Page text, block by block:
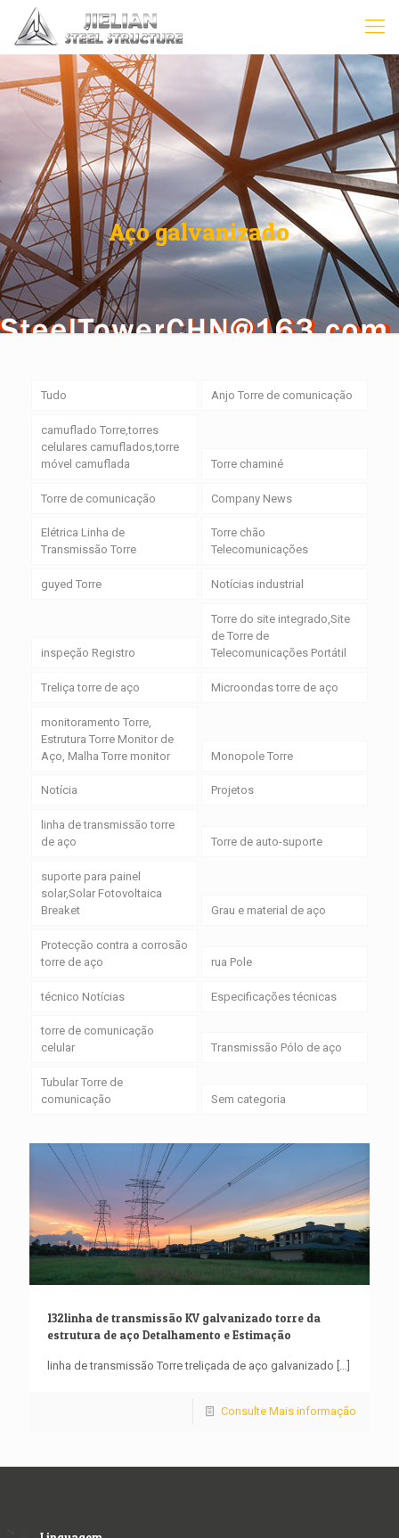
Aço galvanizado
Tudo Anjo Torre de comunicação
camuflado Torre,torres
celulares camuflados,torre
móvel camuflada
Torre chaminé
Torre de comunicação Company News
Elétrica Linha de
Transmissão Torre
Torre chão
Telecomunicações
guyed Torre Notícias industrial
inspeção Registro
Torre do site integrado,Site
de Torre de
Telecomunicações Portátil
Treliça torre de aço Microondas torre de aço
monitoramento Torre,
Estrutura Torre Monitor de
Aço, Malha Torre monitor
Monopole Torre
Notícia Projetos
linha de transmissão torre
de aço
Torre de auto-suporte
suporte para painel
solar,Solar Fotovoltaica
Breaket
Grau e material de aço
Protecção contra a corrosão
torre de aço
rua Pole
técnico Notícias Especificações técnicas
torre de comunicação
celular
Transmissão Pólo de aço
Tubular Torre de
comunicação
Sem categoria
132linha de transmissão KV galvanizado torre da
estrutura de aço Detalhamento e Estimação
linha de transmissão Torre treliçada de aço galvanizado […]
Consulte Mais informação